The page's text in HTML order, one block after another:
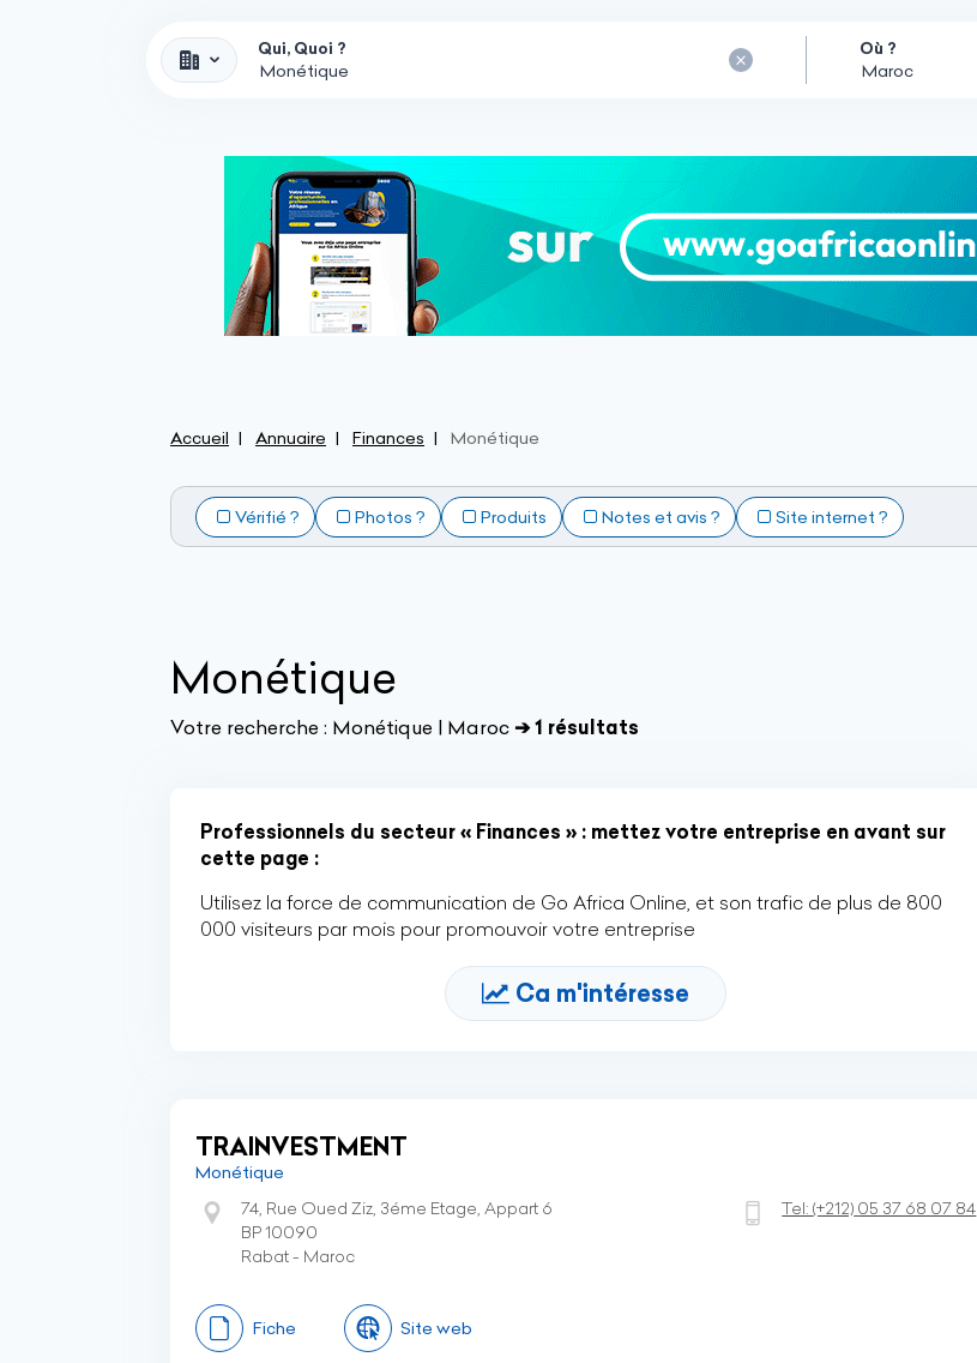
Qui, Quoi ? Où ?
Accueil Annuaire Finances Monétique
Vérifié ? Photos ? Produits Notes et avis ? Site internet ?
Monétique
Votre recherche : Monétique | Maroc ➔ 1 résultats
Professionnels du secteur « Finances » : mettez votre entreprise en avant sur
cette page :
Utilisez la force de communication de Go Africa Online, et son trafic de plus de 800
000 visiteurs par mois pour promouvoir votre entreprise
Ca m'intéresse
TRAINVESTMENT
Monétique
74, Rue Oued Ziz, 3éme Etage, Appart 6
BP 10090
Rabat - Maroc
Tel:(+212) 05 37 68 07 84
Fiche Site web